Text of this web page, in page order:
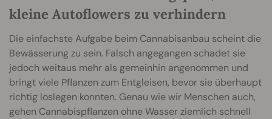
kleine Autoflowers zu verhindern
Die einfachste Aufgabe beim Cannabisanbau scheint die
Bewässerung zu sein. Falsch angegangen schadet sie
jedoch weitaus mehr als gemeinhin angenommen und
bringt viele Pflanzen zum Entgleisen, bevor sie überhaupt
richtig loslegen konnten. Genau wie wir Menschen auch,
gehen Cannabispflanzen ohne Wasser ziemlich schnell